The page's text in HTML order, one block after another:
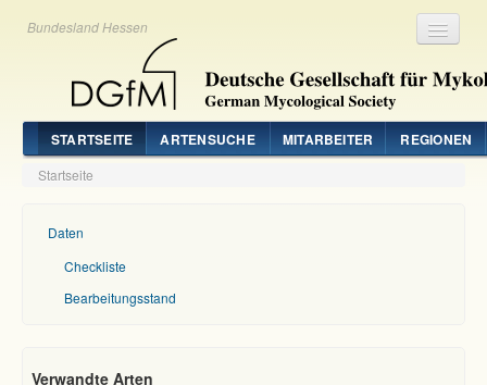
Bundesland Hessen
STARTSEITE ARTENSUCHE MITARBEITER REGIONEN
Startseite
Daten
Checkliste
Bearbeitungsstand
Verwandte Arten